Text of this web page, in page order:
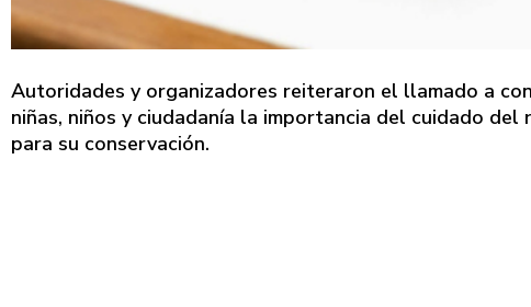
Autoridades y organizadores reiteraron el llamado a
niñas, niños y ciudadanía la importancia del cuidado
para su conservación.